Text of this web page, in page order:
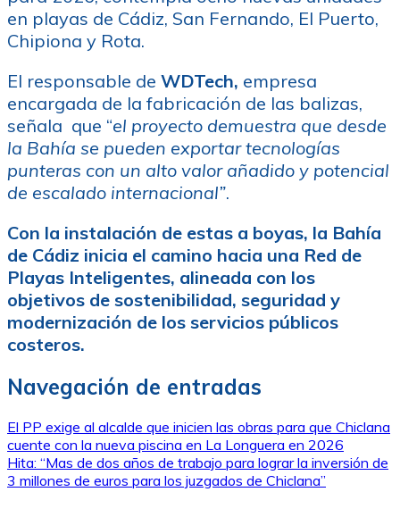
en playas de Cádiz, San Fernando, El Puerto,
Chipiona y Rota.
El responsable de WDTech, empresa
encargada de la fabricación de las balizas,
señala que “el proyecto demuestra que desde
la Bahía se pueden exportar tecnologías
punteras con un alto valor añadido y potencial
de escalado internacional”.
Con la instalación de estas a boyas, la Bahía
de Cádiz inicia el camino hacia una Red de
Playas Inteligentes, alineada con los
objetivos de sostenibilidad, seguridad y
modernización de los servicios públicos
costeros.
Navegación de entradas
El PP exige al alcalde que inicien las obras para que Chiclana
cuente con la nueva piscina en La Longuera en 2026
Hita: “Mas de dos años de trabajo para lograr la inversión de
3 millones de euros para los juzgados de Chiclana”